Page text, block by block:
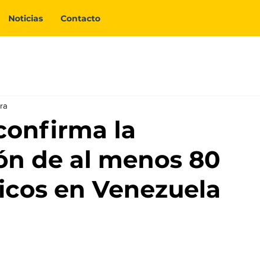
Noticias Contacto
la
de al menos 80
en Venezuela